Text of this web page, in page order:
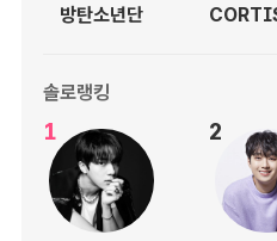
방탄소년단
솔로랭킹
1 2